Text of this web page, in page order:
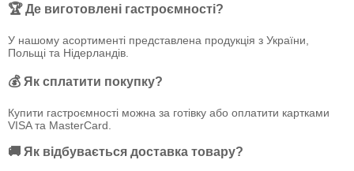
🏆 Де виготовлені гастроємності?
У нашому асортименті представлена продукція з України,
Польщі та Нідерландів.
💰 Як сплатити покупку?
Купити гастроємності можна за готівку або оплатити картками
VISA та MasterCard.
🚚 Як відбувається доставка товару?